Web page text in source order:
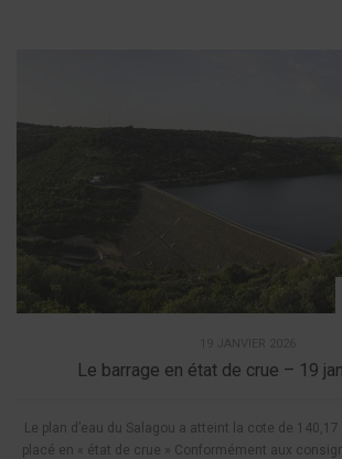
Le barrage en état de crue – 19
Le plan d’eau du Salagou a atteint la cote de 140,17
placé en « état de crue » Conformément aux